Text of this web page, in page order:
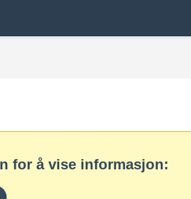
for å vise informasjon: